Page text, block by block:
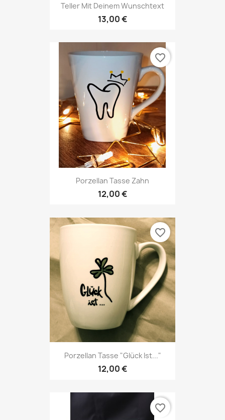
Teller Mit Deinem Wunschtext
13,00 €
Porzellan Tasse Zahn
12,00 €
favorite_border
Porzellan Tasse "Glück Ist..."
12,00 €
favorite_border
favorite_border